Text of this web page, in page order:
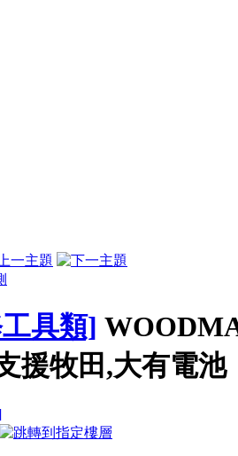
具類]
援牧田,大有電池